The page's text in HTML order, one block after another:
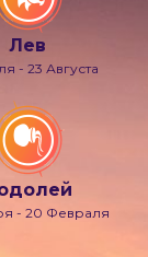
Лев
- 23 Августа
- 20 Февраля